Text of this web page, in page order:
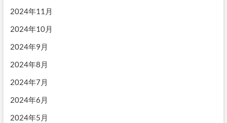
2024年11月
2024年10月
2024年9月
2024年8月
2024年7月
2024年6月
2024年5月